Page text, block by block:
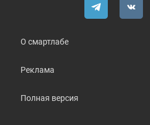
О смартлабе
Реклама
Полная версия